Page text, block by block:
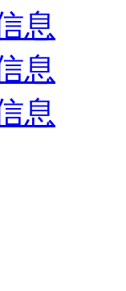
息
息
息